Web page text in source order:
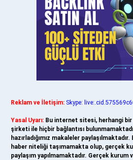
Reklam ve İletişim: Skype:
Yasal Uyarı: Bu internet sitesi, herhangi bir
şirketi ile hiçbir bağlantısı
hazırladığımız makaleler
haber niteliği taşımamakta olup, gerçek
paylaşım yapılmamaktadır. Gerçek kurum